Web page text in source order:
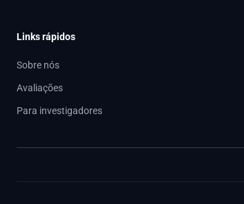
Links rápidos
Sobre nós
Avaliações
Para investigadores